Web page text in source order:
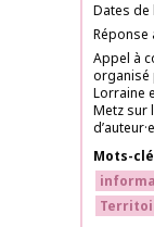
Dates de
Réponse
Appel à
organisé
Lorraine
Metz sur
Mots-